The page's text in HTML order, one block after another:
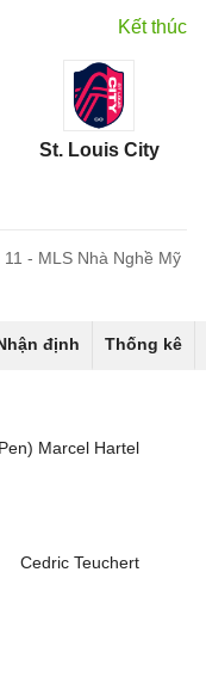
Kết thúc
St. Louis City
11 - MLS Nhà Nghề Mỹ
định Thống kê
Marcel Hartel
Cedric Teuchert